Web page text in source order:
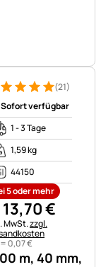
m, 40 mm,
5 von 5 (21
(21)
Sofort verfügbar
1 - 3 Tage
1,59 kg
44150
5 oder mehr
13,70€
MwSt.zzgl.
0,07€